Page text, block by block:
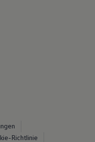
Richtlinie